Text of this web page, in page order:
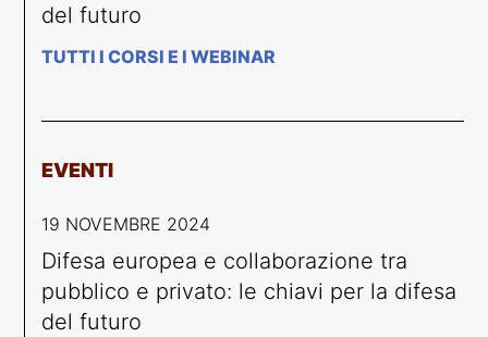
del futuro
TUTTI I CORSI E I WEBINAR
EVENTI
19 NOVEMBRE 2024
Difesa europea e collaborazione tra
pubblico e privato: le chiavi per la difesa
del futuro